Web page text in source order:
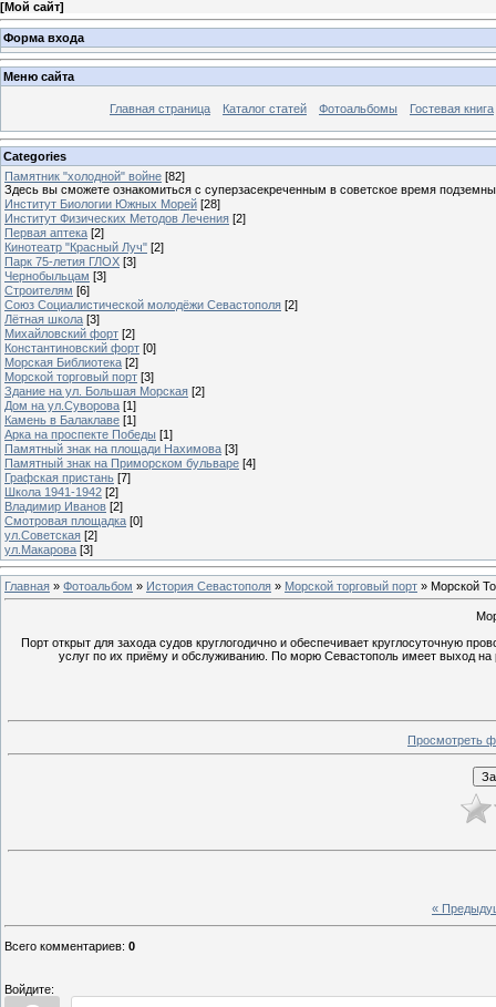
[Мой сайт]
Форма входа
Меню сайта
Главная страница Каталог статей Фотоальбомы Гостевая книга
Categories
Памятник "холодной" войне [82]
Здесь вы сможете ознакомиться с суперзасекреченным в советское время
Институт Биологии Южных Морей [28]
Институт Физических Методов Лечения [2]
Первая аптека [2]
Кинотеатр "Красный Луч" [2]
Парк 75-летия ГЛОХ [3]
Чернобыльцам [3]
Строителям [6]
Союз Социалистической молодёжи Севастополя [2]
Лётная школа [3]
Михайловский форт [2]
Константиновский форт [0]
Морская Библиотека [2]
Морской торговый порт [3]
Здание на ул. Большая Морская [2]
Дом на ул.Суворова [1]
Камень в Балаклаве [1]
Арка на проспекте Победы [1]
Памятный знак на площади Нахимова [3]
Памятный знак на Приморском бульваре [4]
Графская пристань [7]
Школа 1941-1942 [2]
Владимир Иванов [2]
Смотровая площадка [0]
ул.Советская [2]
ул.Макарова [3]
Главная » Фотоальбом » История Севастополя » Морской торговый порт » Морской
Порт открыт для захода судов круглогодично и обеспечивает круглосуточную
услуг по их приёму и обслуживанию. По морю Севастополь имеет выход на
Просмотреть
«
Всего комментариев: 0
Войдите: